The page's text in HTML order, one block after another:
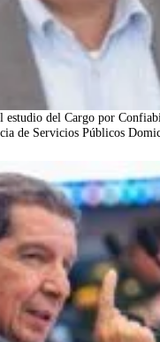
estudio del Cargo por
de Servicios Públicos